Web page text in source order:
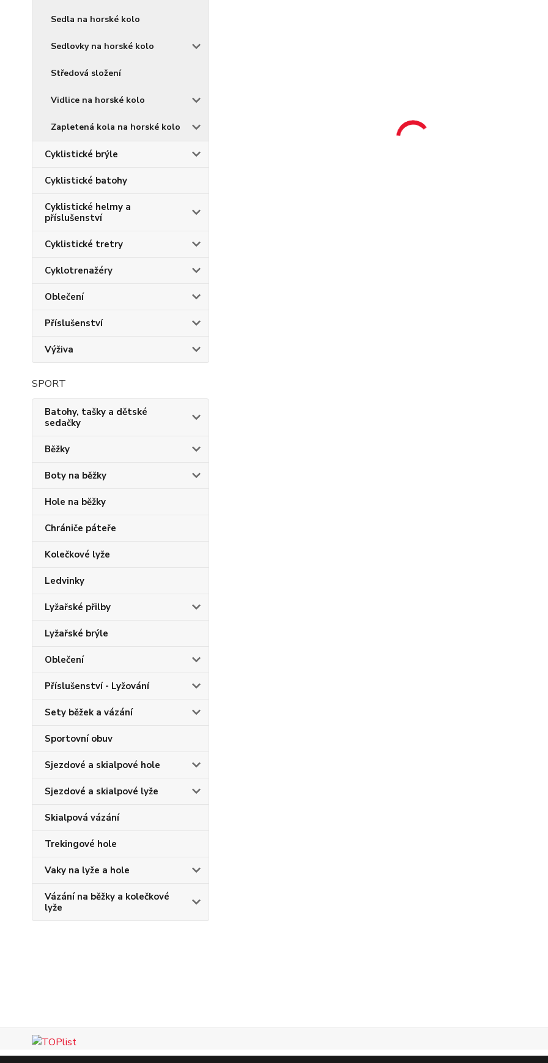
Sedla na horské kolo
Sedlovky na horské kolo
Středová složení
Vidlice na horské kolo
Zapletená kola na horské kolo
Cyklistické brýle
Cyklistické batohy
Cyklistické helmy a
příslušenství
Cyklistické tretry
Cyklotrenažéry
Oblečení
Příslušenství
Výživa
SPORT
Batohy, tašky a dětské
sedačky
Běžky
Boty na běžky
Hole na běžky
Chrániče páteře
Kolečkové lyže
Ledvinky
Lyžařské přilby
Lyžařské brýle
Oblečení
Příslušenství - Lyžování
Sety běžek a vázání
Sportovní obuv
Sjezdové a skialpové hole
Sjezdové a skialpové lyže
Skialpová vázání
Trekingové hole
Vaky na lyže a hole
Vázání na běžky a kolečkové
lyže